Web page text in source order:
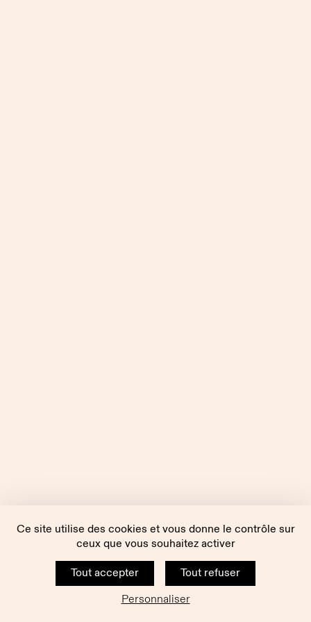
Ce site utilise des cookies et vous donne le contrôle sur
ceux que vous souhaitez activer
Tout accepter
Tout refuser
Personnaliser